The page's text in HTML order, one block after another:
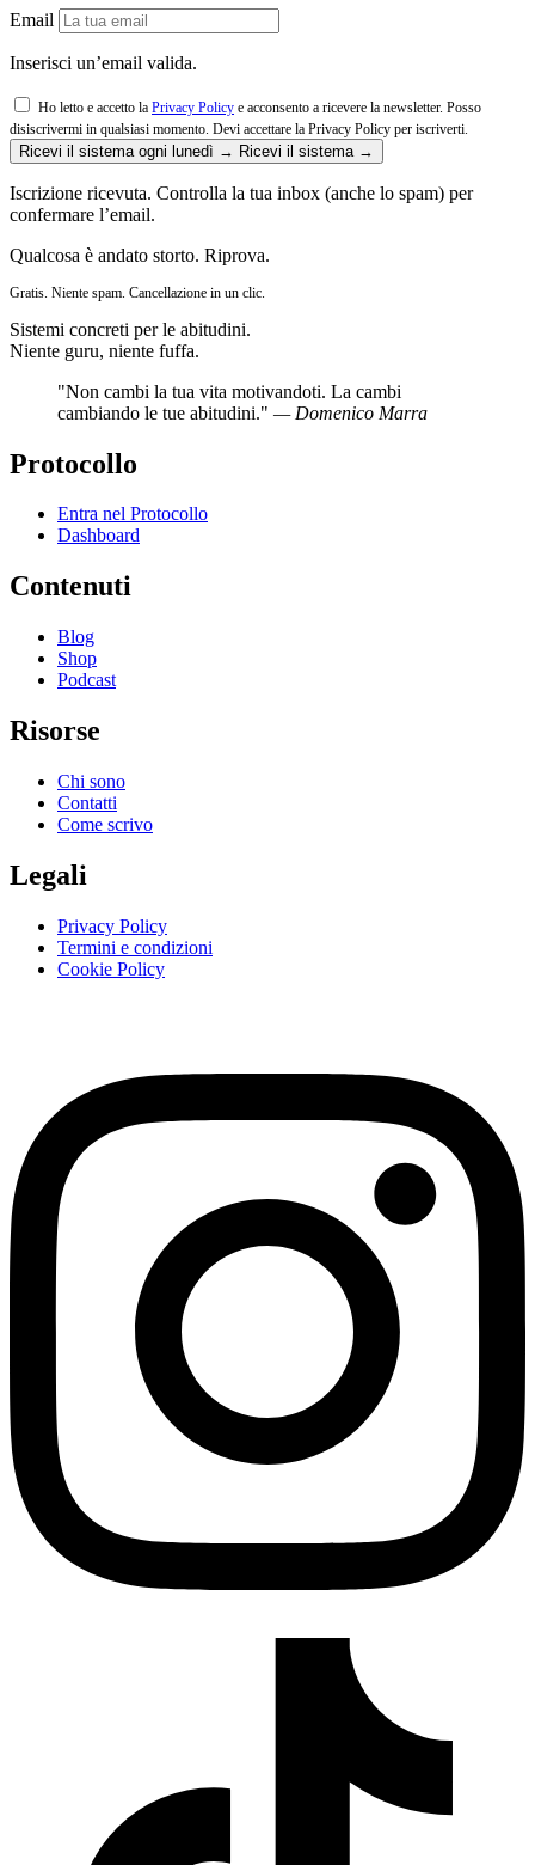
Email
Inserisci un’email valida.
Ho letto e accetto la Privacy Policy e acconsento a ricevere la newsletter. Posso
disiscrivermi in qualsiasi momento. Devi accettare la Privacy Policy per iscriverti.
Ricevi il sistema ogni lunedì → Ricevi il sistema →
Iscrizione ricevuta. Controlla la tua inbox (anche lo spam) per
confermare l’email.
Qualcosa è andato storto. Riprova.
Gratis. Niente spam. Cancellazione in un clic.
Sistemi concreti per le abitudini.
Niente guru, niente fuffa.
"Non cambi la tua vita motivandoti. La cambi
cambiando le tue abitudini." — Domenico Marra
Protocollo
Entra nel Protocollo
Dashboard
Contenuti
Blog
Shop
Podcast
Risorse
Chi sono
Contatti
Come scrivo
Legali
Privacy Policy
Termini e condizioni
Cookie Policy